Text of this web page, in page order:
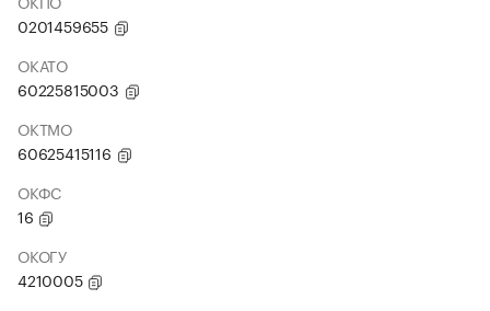
0201459655
ОКАТО
60225815003
ОКТМО
60625415116
ОКФС
16
ОКОГУ
4210005